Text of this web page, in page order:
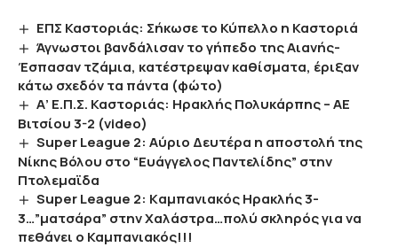
ΕΠΣ Καστοριάς: Σήκωσε το Κύπελλο η Καστοριά
Άγνωστοι βανδάλισαν το γήπεδο της Αιανής-
Έσπασαν τζάμια, κατέστρεψαν καθίσματα, έριξαν
κάτω σχεδόν τα πάντα (φώτο)
Α’ Ε.Π.Σ. Καστοριάς: Ηρακλής Πολυκάρπης – ΑΕ
Βιτσίου 3-2 (video)
Super League 2: Αύριο Δευτέρα η αποστολή της
Νίκης Βόλου στο “Ευάγγελος Παντελίδης” στην
Πτολεμαϊδα
Super League 2: Kαμπανιακός Ηρακλής 3-
3…”ματσάρα” στην Χαλάστρα…πολύ σκληρός για να
πεθάνει ο Καμπανιακός!!!